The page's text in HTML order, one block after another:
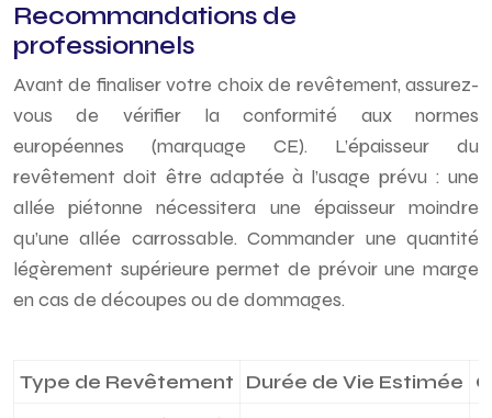
Recommandations de
professionnels
Avant de finaliser votre choix de revêtement, assurez-
vous de vérifier la conformité aux normes
européennes (marquage CE). L’épaisseur du
revêtement doit être adaptée à l’usage prévu : une
allée piétonne nécessitera une épaisseur moindre
qu’une allée carrossable. Commander une quantité
légèrement supérieure permet de prévoir une marge
en cas de découpes ou de dommages.
Type de Revêtement Durée de Vie Estimée